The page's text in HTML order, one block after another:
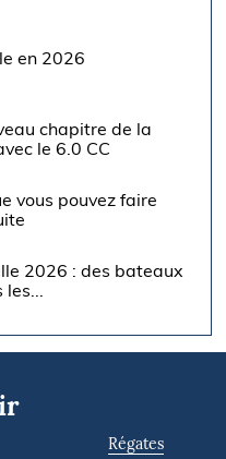
en 2026
chapitre de la
le 6.0 CC
vous pouvez faire
2026 : des bateaux
les...
Régates